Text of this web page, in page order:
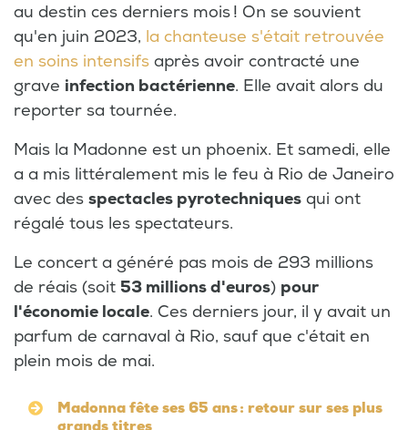
au destin ces derniers mois ! On se souvient
qu'en juin 2023, la chanteuse s'était retrouvée
en soins intensifs après avoir contracté une
grave infection bactérienne. Elle avait alors du
reporter sa tournée.
Mais la Madonne est un phoenix. Et samedi, elle
a a mis littéralement mis le feu à Rio de Janeiro
avec des spectacles pyrotechniques qui ont
régalé tous les spectateurs.
Le concert a généré pas mois de 293 millions
de réais (soit 53 millions d'euros) pour
l'économie locale. Ces derniers jour, il y avait un
parfum de carnaval à Rio, sauf que c'était en
plein mois de mai.
Madonna fête ses 65 ans : retour sur ses plus
grands titres